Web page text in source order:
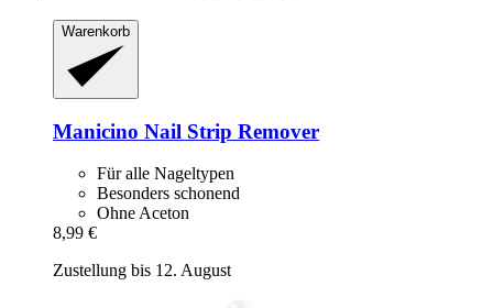
Warenkorb
Manicino Nail Strip Remover
Für alle Nageltypen
Besonders schonend
Ohne Aceton
8,99 €
Zustellung bis 12. August